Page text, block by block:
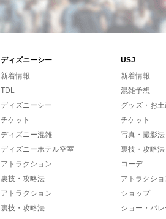
ディズニーシー
USJ
新着情報
TDL
ディズニーシー
チケット
ディズニー混雑
ディズニーホテル空室
アトラクション
裏技・攻略法
アトラクション
裏技・攻略法
新着情報
混雑予想
グッズ・お
チケット
写真・撮影法
裏技・攻略法
コーデ
アトラクシ
ショップ
ショー・パ